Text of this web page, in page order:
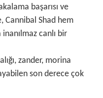
başarısı ve
Cannibal Shad hem
inanılmaz canlı bir
zander, morina
son derece çok